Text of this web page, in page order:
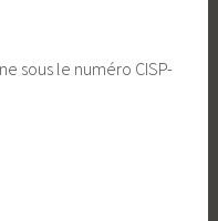
sous le numéro CISP-